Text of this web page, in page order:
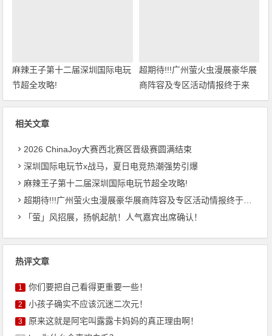
麻辣王子第十二届深圳国际电玩
节超全攻略!
超期待!!!广州萤火虫漫展豪华展
商阵容及专区活动情报终于来
啦！
相关文章
2026 ChinaJoy大赛西北赛区晋级赛圆满结束
深圳国际电玩节x战马，夏日电竞热潮强势引爆
麻辣王子第十二届深圳国际电玩节超全攻略!
超期待!!!广州萤火虫漫展豪华展商阵容及专区活动情报终于来啦！
「萤」风招展，扬帆起航！人气嘉宾出席确认！
热评文章
1 你们要把自己看得更重要一些！
2 小孩子确实不应该沉迷二次元！
3 原来这就是阿宅叫露露卡妈妈的真正理由啊！